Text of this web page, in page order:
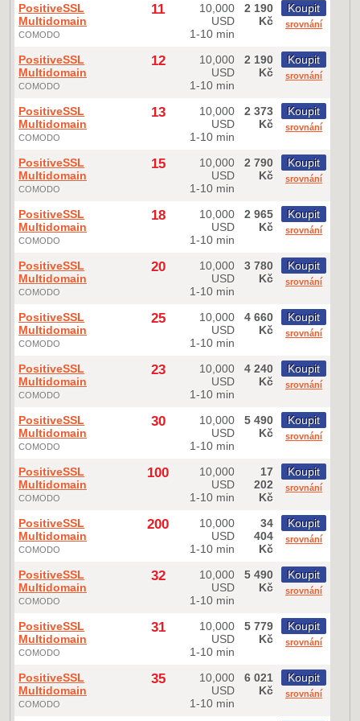
PositiveSSL
Multidomain
COMODO
11
10,000
USD
1-10 min
2 190
Kč
Koupit
srovnání
PositiveSSL
Multidomain
COMODO
12
10,000
USD
1-10 min
2 190
Kč
Koupit
srovnání
PositiveSSL
Multidomain
COMODO
13
10,000
USD
1-10 min
2 373
Kč
Koupit
srovnání
PositiveSSL
Multidomain
COMODO
15
10,000
USD
1-10 min
2 790
Kč
Koupit
srovnání
PositiveSSL
Multidomain
COMODO
18
10,000
USD
1-10 min
2 965
Kč
Koupit
srovnání
PositiveSSL
Multidomain
COMODO
20
10,000
USD
1-10 min
3 780
Kč
Koupit
srovnání
PositiveSSL
Multidomain
COMODO
25
10,000
USD
1-10 min
4 660
Kč
Koupit
srovnání
PositiveSSL
Multidomain
COMODO
23
10,000
USD
1-10 min
4 240
Kč
Koupit
srovnání
PositiveSSL
Multidomain
COMODO
30
10,000
USD
1-10 min
5 490
Kč
Koupit
srovnání
PositiveSSL
Multidomain
COMODO
100
10,000
USD
1-10 min
17
202
Kč
Koupit
srovnání
PositiveSSL
Multidomain
COMODO
200
10,000
USD
1-10 min
34
404
Kč
Koupit
srovnání
PositiveSSL
Multidomain
COMODO
32
10,000
USD
1-10 min
5 490
Kč
Koupit
srovnání
PositiveSSL
Multidomain
COMODO
31
10,000
USD
1-10 min
5 779
Kč
Koupit
srovnání
PositiveSSL
Multidomain
COMODO
35
10,000
USD
1-10 min
6 021
Kč
Koupit
srovnání